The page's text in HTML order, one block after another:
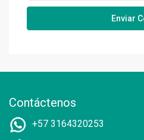
Contáctenos
+57 3164320253